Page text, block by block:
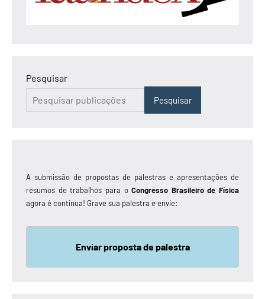
Pesquisar
Pesquisar
A submissão de propostas de palestras e apresentações de
resumos de trabalhos para oCongresso Brasileiro de Física
agora é contínua! Grave sua palestra e envie:
Enviar proposta de palestra